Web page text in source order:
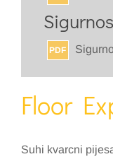
PDF
Floor
Suhi kvarcni